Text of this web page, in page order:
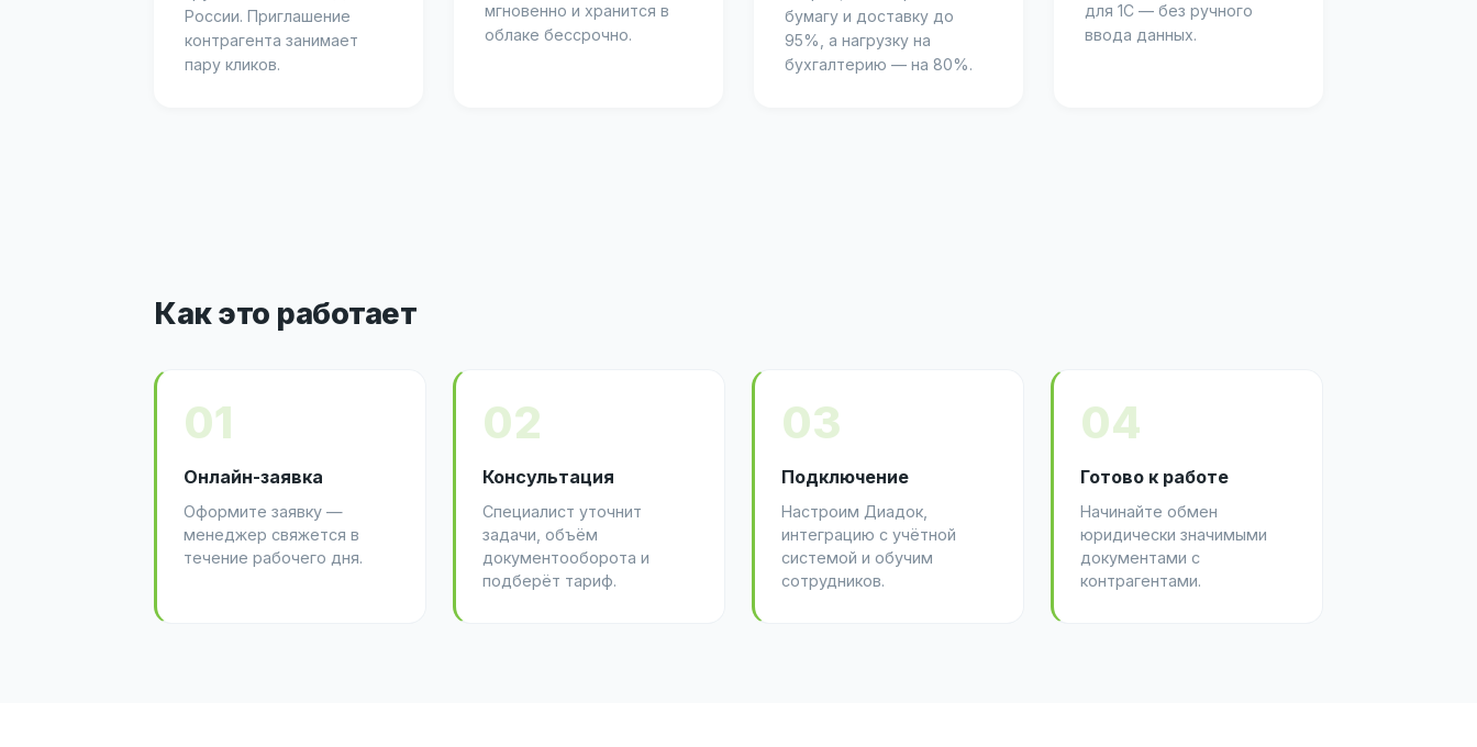
России. Приглашение
контрагента занимает
пару кликов.
мгновенно и хранится в
облаке бессрочно.
бумагу и доставку до
95%, а нагрузку на
бухгалтерию — на 80%.
для 1С — без ручного
ввода данных.
Как это работает
01
Онлайн-заявка
Оформите заявку —
менеджер свяжется в
течение рабочего дня.
02
Консультация
Специалист уточнит
задачи, объём
документооборота и
подберёт тариф.
03
Подключение
Настроим Диадок,
интеграцию с учётной
системой и обучим
сотрудников.
04
Готово к работе
Начинайте обмен
юридически значимыми
документами с
контрагентами.